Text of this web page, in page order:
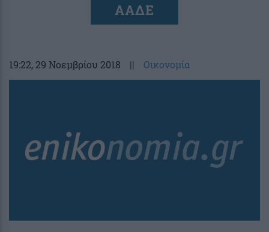
ΑΑΔΕ
19:22, 29 Νοεμβρίου 2018 || Οικονομία